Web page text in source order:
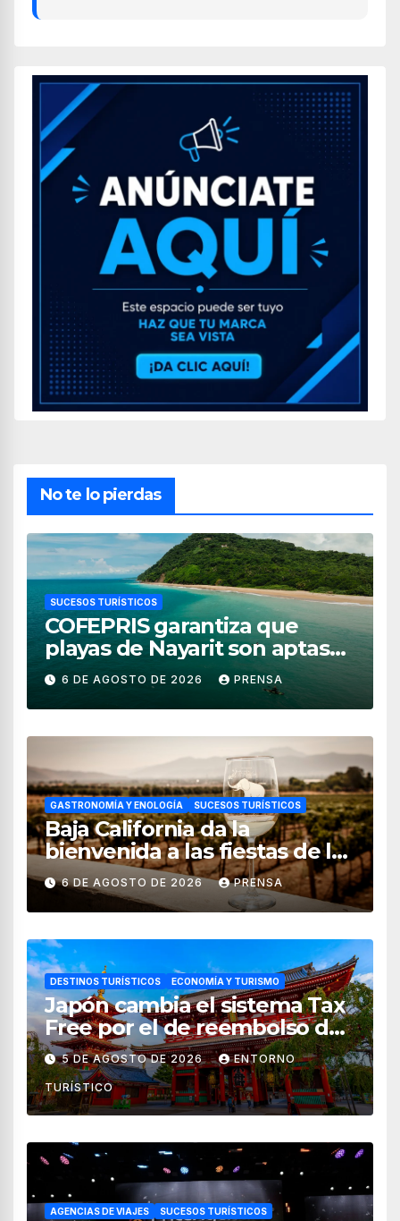
No te lo pierdas
SUCESOS TURÍSTICOS
COFEPRIS garantiza que
playas de Nayarit son aptas
para uso recreativo
6 DE AGOSTO DE 2026 PRENSA
GASTRONOMÍA Y ENOLOGÍA SUCESOS TURÍSTICOS
Baja California da la
bienvenida a las fiestas de la
vendimia 2026
6 DE AGOSTO DE 2026 PRENSA
DESTINOS TURÍSTICOS ECONOMÍA Y TURISMO
Japón cambia el sistema Tax
Free por el de reembolso de
impuestos desde noviembre
de 2026
5 DE AGOSTO DE 2026 ENTORNO
TURÍSTICO
AGENCIAS DE VIAJES SUCESOS TURÍSTICOS